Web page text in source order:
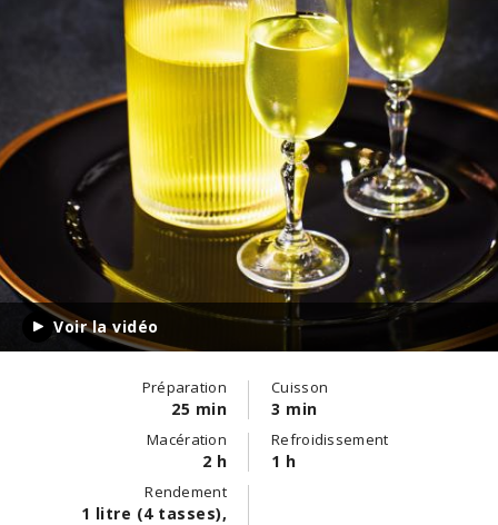
Voir la vidéo
Préparation
25 min
Cuisson
3 min
Macération
2 h
Refroidissement
1 h
Rendement
1 litre (4 tasses),